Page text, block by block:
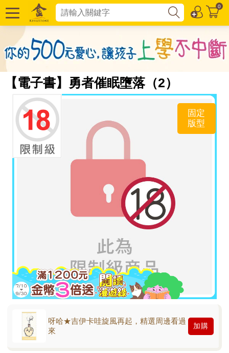
0
【電子書】勇者催眠墮落（2）
固定
版型
呀哈★吉伊卡哇旋風再起，精選周邊看過
來
加購